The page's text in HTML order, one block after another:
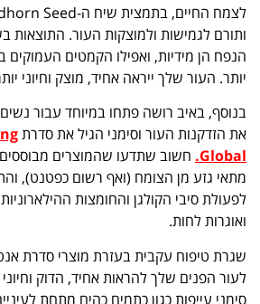
ותורם לגמישות ולמוצקות העור.
הנפח הן מידיות, ואפילו הקמטים העמוקים
יותר. העור שלך ייראה אחיד, מוצק וחיוני
בנוסף, באיב רושה פתחו במיוחד עבור
את הזדקנות העור וסימני הגיל את סדרת
Global. חשוב שתדעו שהמוצרים
מתאי גזע מן הצומח (ואף רשום כפטנט),
לפעולת סיבי הקולגן והחומצות
ואוגרות לחות.
שגרת טיפוח עקבית בעזרת מוצרי סדרת
לעור הפנים שלך להראות אחיד, הדוק
סימני עייפות כגון כתמים כהים מתחת